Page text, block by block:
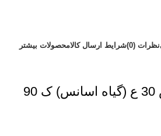
نظرات (0) شرایط ارسال کالامحصولات بیشتر